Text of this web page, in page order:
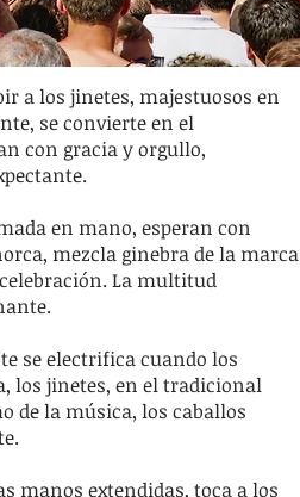
a los jinetes, majestuosos en
se convierte en el
con gracia y orgullo,
en mano, esperan con
mezcla ginebra de la marca
La multitud
se electrifica cuando los
los jinetes, en el tradicional
de la música, los caballos
manos extendidas, toca a los